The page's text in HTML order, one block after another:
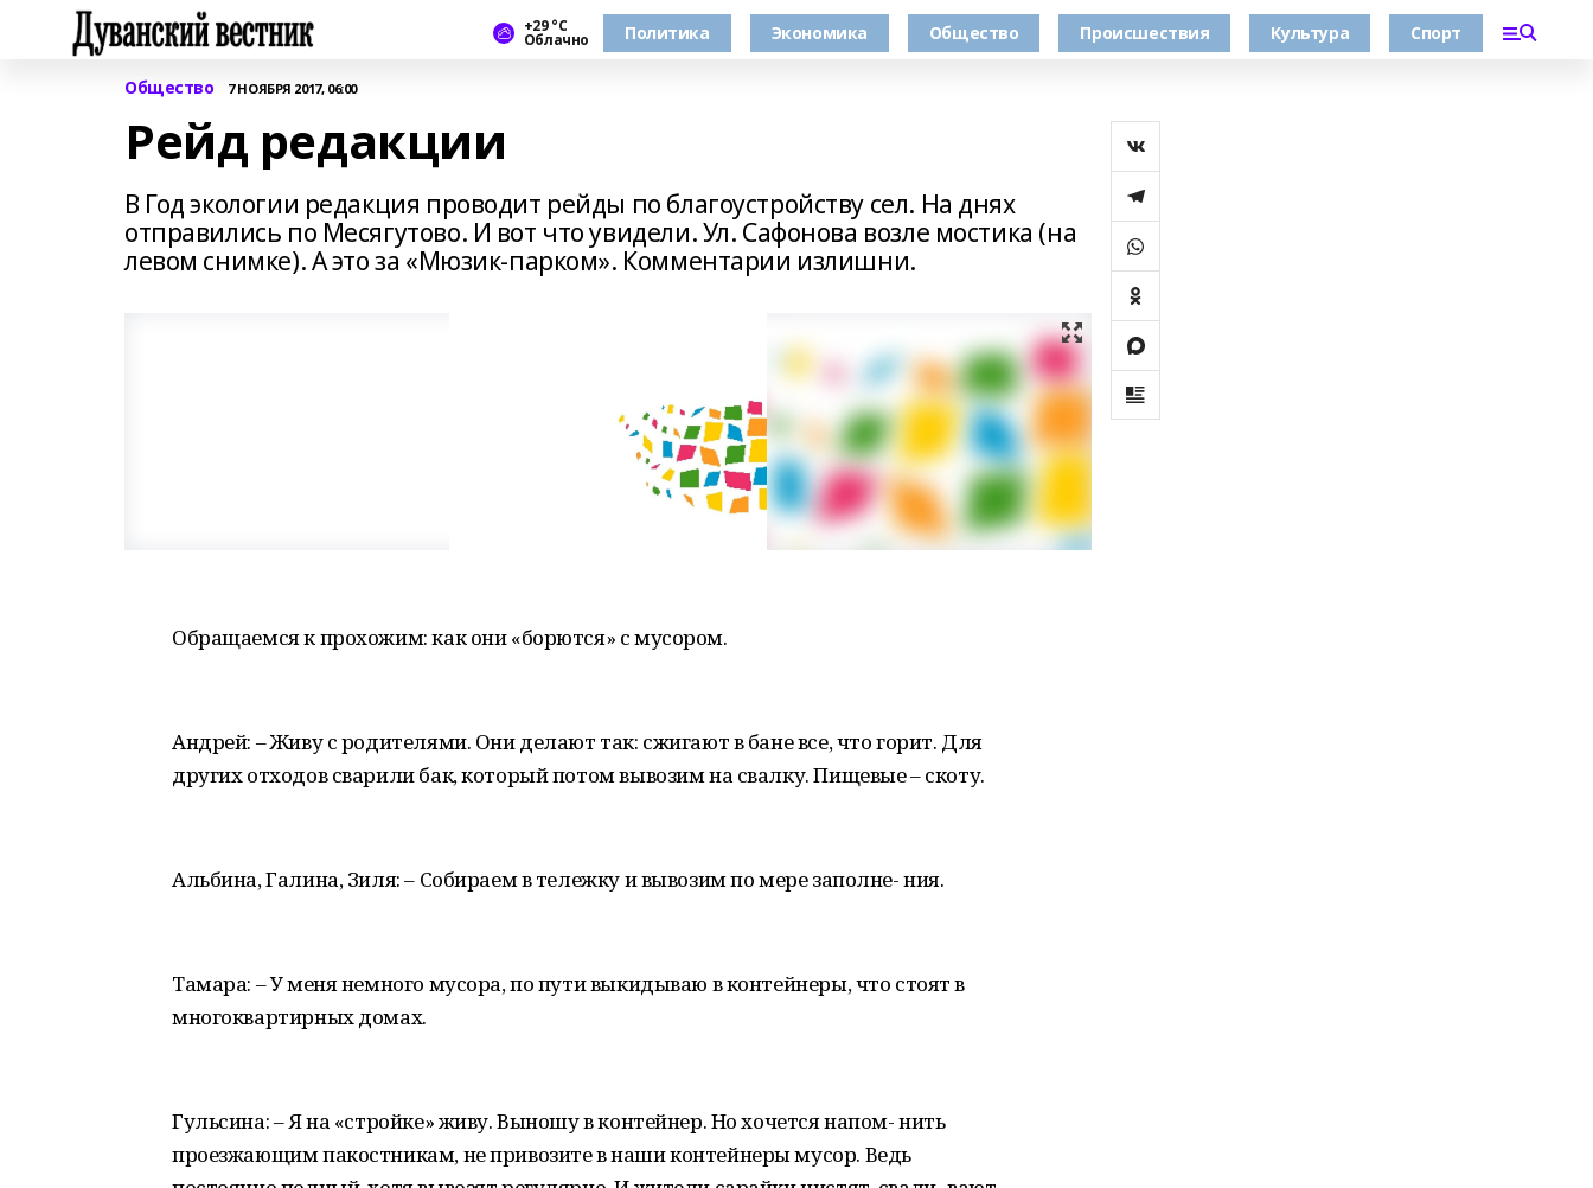
+29 °С
Облачно Политика Экономика Общество Происшествия Культура Спорт
Общество 7 НОЯБРЯ 2017, 06:00
Рейд редакции
В Год экологии редакция проводит рейды по благоустройству сел. На днях
отправились по Месягутово. И вот что увидели. Ул. Сафонова возле мостика (на
левом снимке). А это за «Мюзик-парком». Комментарии излишни.
Обращаемся к прохожим: как они «борются» с мусором.
Андрей: – Живу с родителями. Они делают так: сжигают в бане все, что горит. Для
других отходов сварили бак, который потом вывозим на свалку. Пищевые – скоту.
Альбина, Галина, Зиля: – Собираем в тележку и вывозим по мере заполне- ния.
Тамара: – У меня немного мусора, по пути выкидываю в контейнеры, что стоят в
многоквартирных домах.
Гульсина: – Я на «стройке» живу. Выношу в контейнер. Но хочется напом- нить
проезжающим пакостникам, не привозите в наши контейнеры мусор. Ведь